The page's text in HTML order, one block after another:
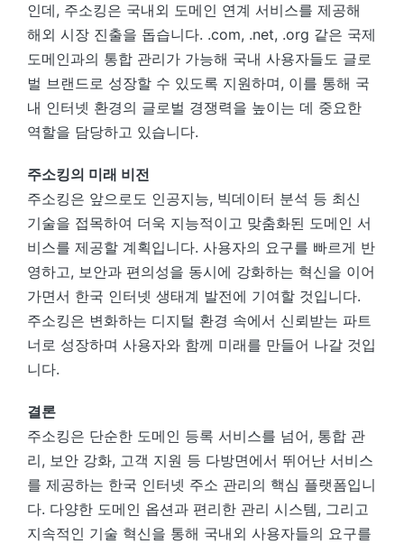
인데, 주소킹은 국내외 도메인 연계 서비스를 제공해
해외 시장 진출을 돕습니다. .com, .net, .org 같은 국제
도메인과의 통합 관리가 가능해 국내 사용자들도 글로
벌 브랜드로 성장할 수 있도록 지원하며, 이를 통해 국
내 인터넷 환경의 글로벌 경쟁력을 높이는 데 중요한
역할을 담당하고 있습니다.
주소킹의 미래 비전
주소킹은 앞으로도 인공지능, 빅데이터 분석 등 최신
기술을 접목하여 더욱 지능적이고 맞춤화된 도메인 서
비스를 제공할 계획입니다. 사용자의 요구를 빠르게 반
영하고, 보안과 편의성을 동시에 강화하는 혁신을 이어
가면서 한국 인터넷 생태계 발전에 기여할 것입니다.
주소킹은 변화하는 디지털 환경 속에서 신뢰받는 파트
너로 성장하며 사용자와 함께 미래를 만들어 나갈 것입
니다.
결론
주소킹은 단순한 도메인 등록 서비스를 넘어, 통합 관
리, 보안 강화, 고객 지원 등 다방면에서 뛰어난 서비스
를 제공하는 한국 인터넷 주소 관리의 핵심 플랫폼입니
다. 다양한 도메인 옵션과 편리한 관리 시스템, 그리고
지속적인 기술 혁신을 통해 국내외 사용자들의 요구를